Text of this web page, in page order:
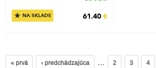
★ NA SKLADE 61.40 €
« prvá ‹ predchádzajúca … 2 3 4